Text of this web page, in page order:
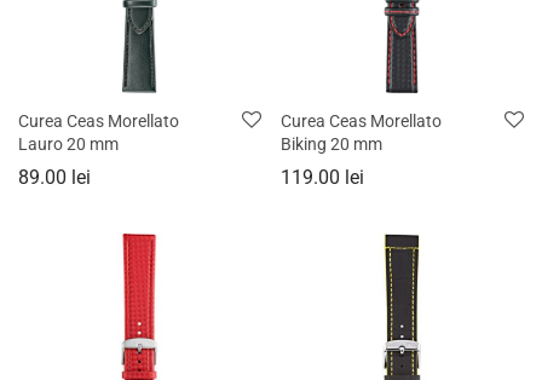
Curea Ceas Morellato
Lauro 20 mm
89.00 lei
Curea Ceas Morellato
Biking 20 mm
119.00 lei